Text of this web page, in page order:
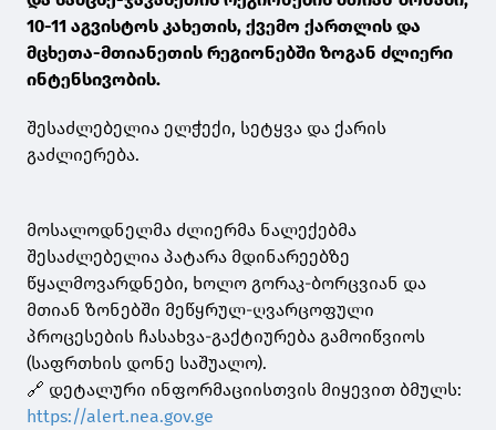
10-11 აგვისტოს კახეთის, ქვემო ქართლის და
მცხეთა-მთიანეთის რეგიონებში ზოგან ძლიერი
ინტენსივობის.
შესაძლებელია ელჭექი, სეტყვა და ქარის
გაძლიერება.
მოსალოდნელმა ძლიერმა ნალექებმა
შესაძლებელია პატარა მდინარეებზე
წყალმოვარდნები, ხოლო გორაკ-ბორცვიან და
მთიან ზონებში მეწყრულ-ღვარცოფული
პროცესების ჩასახვა-გაქტიურება გამოიწვიოს
(საფრთხის დონე საშუალო).
🔗 დეტალური ინფორმაციისთვის მიყევით ბმულს:
https://alert.nea.gov.ge